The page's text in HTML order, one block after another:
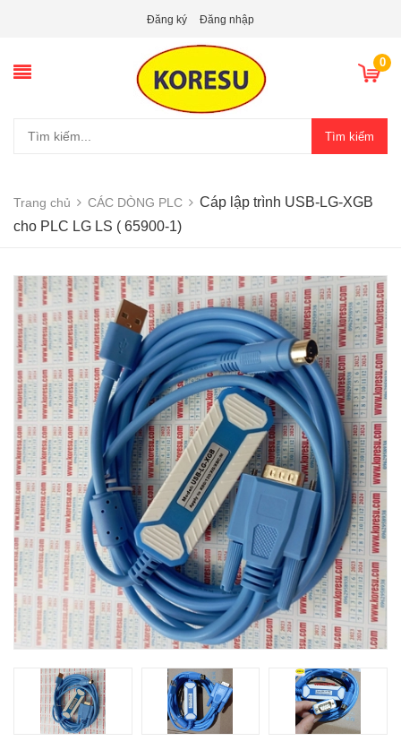
Đăng ký Đăng nhập
0
Tìm kiếm
Trang chủ CÁC DÒNG PLC
Cáp lập trình USB-LG-XGB
cho PLC LG LS ( 65900-1)